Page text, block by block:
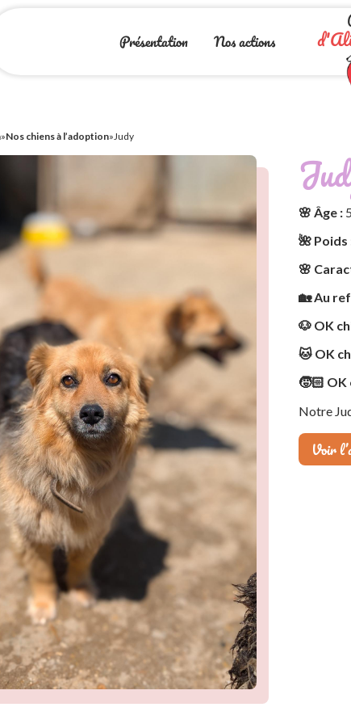
Présentation Nos actions
»Nos chiens à l’adoption»Judy
🌸 Âge :
🌺 Poids
🌸
🏡 Au
🐶 OK
🐱 OK
🧒🏻
Notre
Voir